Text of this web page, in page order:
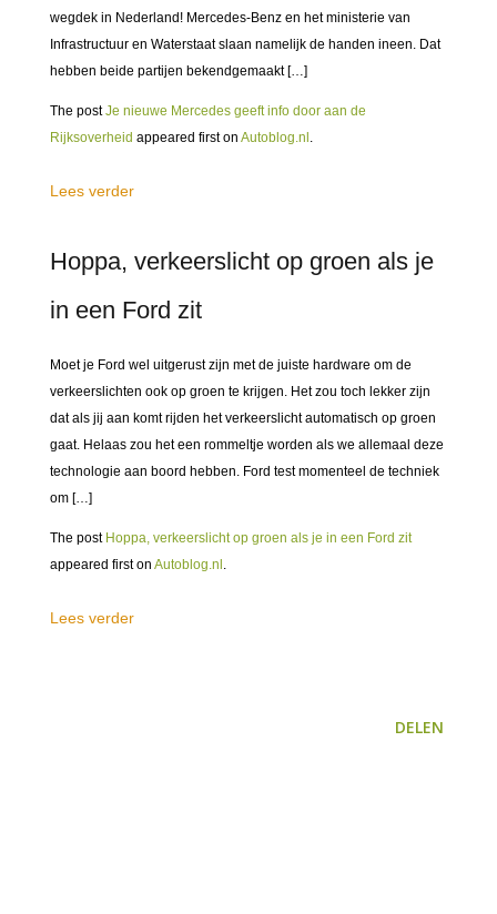
wegdek in Nederland! Mercedes-Benz en het ministerie van
Infrastructuur en Waterstaat slaan namelijk de handen ineen. Dat
hebben beide partijen bekendgemaakt […]
The postJe nieuwe Mercedes geeft info door aan de
Rijksoverheid appeared first on Autoblog.nl .
Lees verder
Hoppa, verkeerslicht op groen als je
in een Ford zit
Moet je Ford wel uitgerust zijn met de juiste hardware om de
verkeerslichten ook op groen te krijgen. Het zou toch lekker zijn
dat als jij aan komt rijden het verkeerslicht automatisch op groen
gaat. Helaas zou het een rommeltje worden als we allemaal deze
technologie aan boord hebben. Ford test momenteel de techniek
om […]
The post Hoppa, verkeerslicht op groen als je in een Ford zit
appeared first on Autoblog.nl .
Lees verder
DELEN